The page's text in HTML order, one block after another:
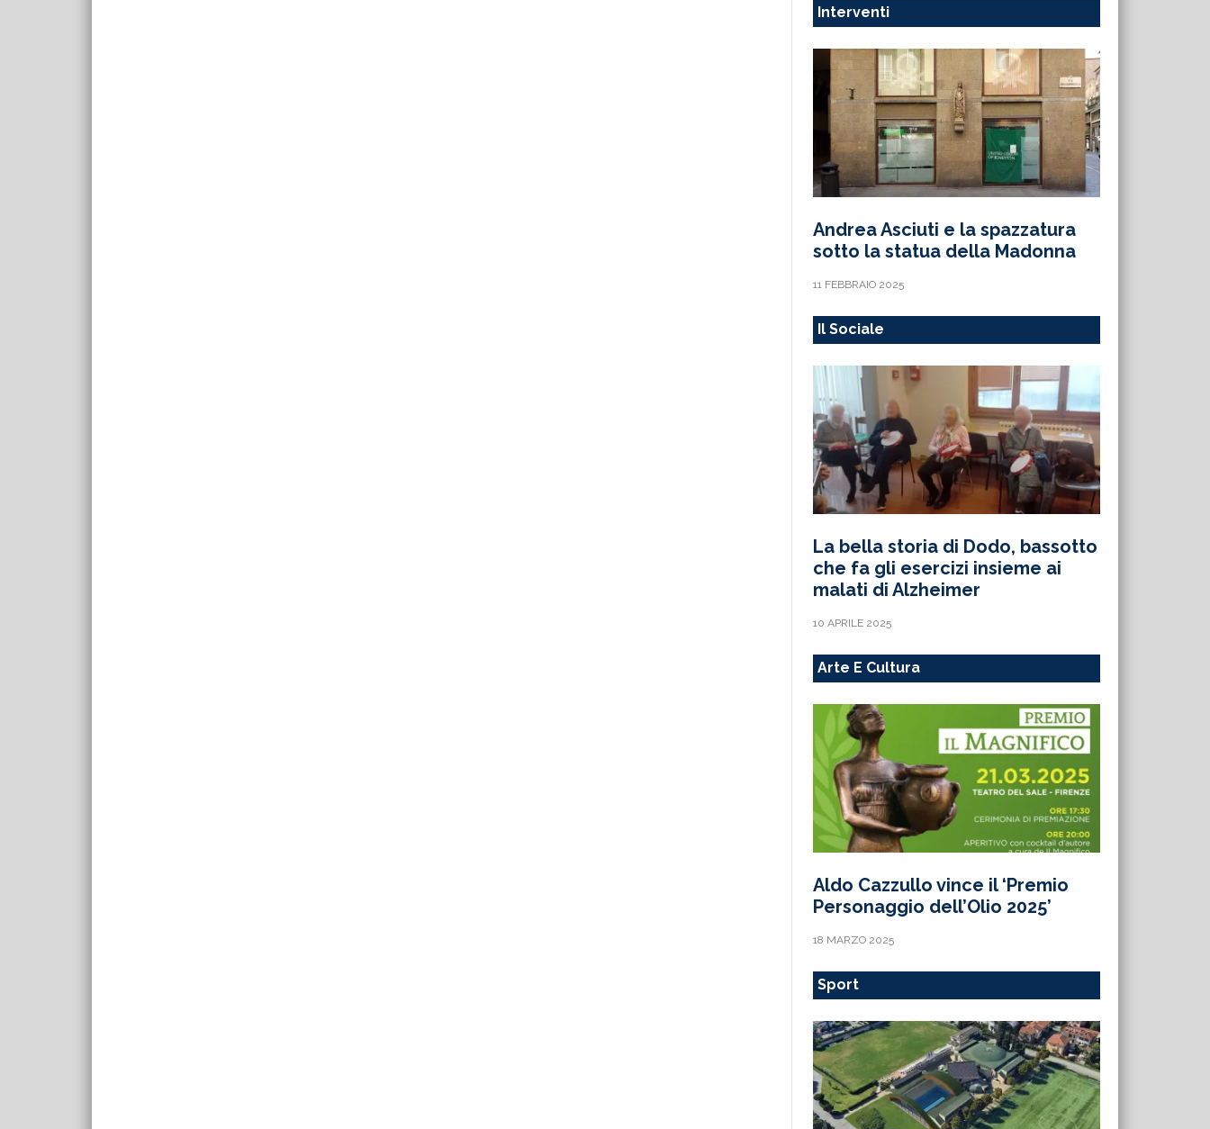
Interventi
Andrea Asciuti e la spazzatura
sotto la statua della Madonna
11 FEBBRAIO 2025
Il Sociale
La bella storia di Dodo, bassotto
che fa gli esercizi insieme ai
malati di Alzheimer
10 APRILE 2025
Arte E Cultura
Aldo Cazzullo vince il ‘Premio
Personaggio dell’Olio 2025’
18 MARZO 2025
Sport